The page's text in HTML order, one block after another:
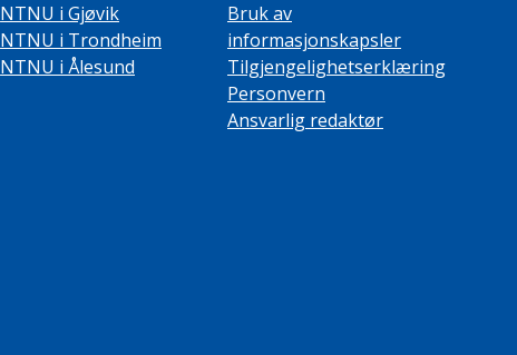
NTNU i Gjøvik
NTNU i Trondheim
NTNU i Ålesund
Bruk av
informasjonskapsler
Tilgjengelighetserklæring
Personvern
Ansvarlig redaktør